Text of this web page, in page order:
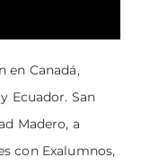
en Canadá,
Ecuador. San
Madero, a
con Exalumnos,